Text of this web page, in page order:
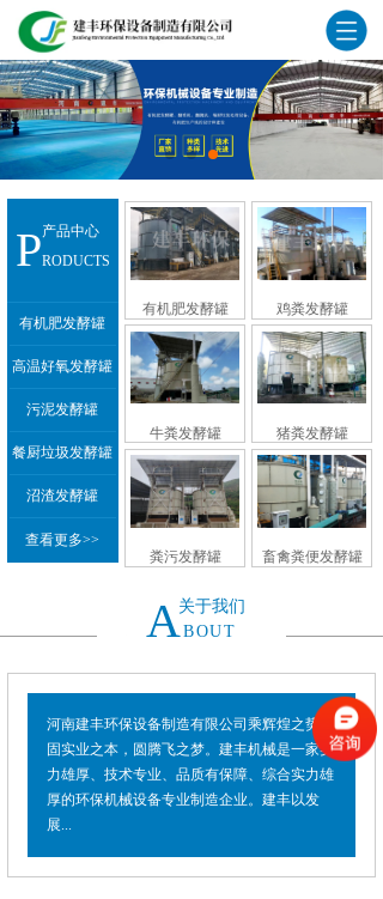
产品中心
PRODUCTS
有机肥发酵罐
高温好氧发酵罐
污泥发酵罐
餐厨垃圾发酵罐
沼渣发酵罐
查看更多>>
有机肥发酵罐 鸡粪发酵罐
牛粪发酵罐 猪粪发酵罐
粪污发酵罐 畜禽粪便发酵罐
关于我们
ABOUT
河南建丰环保设备制造有限公司乘辉煌之势，
固实业之本，圆腾飞之梦。建丰机械是一家实
力雄厚、技术专业、品质有保障、综合实力雄
厚的环保机械设备专业制造企业。建丰以发
展...